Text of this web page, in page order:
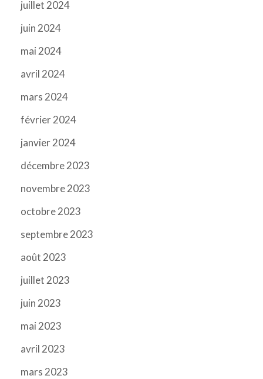
juillet 2024
juin 2024
mai 2024
avril 2024
mars 2024
février 2024
janvier 2024
décembre 2023
novembre 2023
octobre 2023
septembre 2023
août 2023
juillet 2023
juin 2023
mai 2023
avril 2023
mars 2023